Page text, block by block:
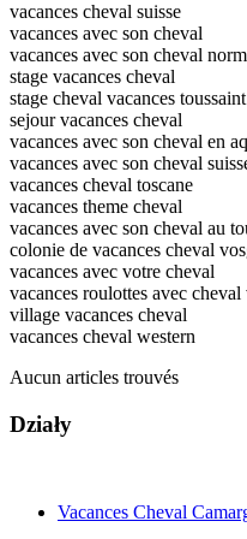
vacances cheval suisse
vacances avec son cheval
vacances avec son cheval
stage vacances cheval
stage cheval vacances toussaint
sejour vacances cheval
vacances avec son cheval en
vacances avec son cheval
vacances cheval toscane
vacances theme cheval
vacances avec son cheval au
colonie de vacances cheval
vacances avec votre cheval
vacances roulottes avec cheval
village vacances cheval
vacances cheval western
Aucun articles trouvés
Działy
Vacances Cheval